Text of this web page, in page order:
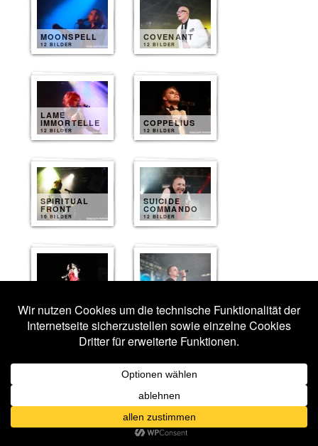
MOONSPELL
12 BILDER
COVENANT
12 BILDER
LAME
IMMORTELLE
12 BILDER
COPPELIUS
12 BILDER
SPIRITUAL
FRONT
10 BILDER
SUICIDE
COMMANDO
12 BILDER
UNZUCHT